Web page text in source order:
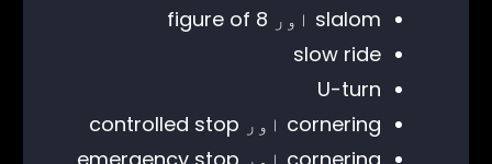
slalom اور figure of 8
slow ride
U-turn
cornering اور controlled stop